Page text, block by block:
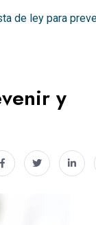
de ley para
y